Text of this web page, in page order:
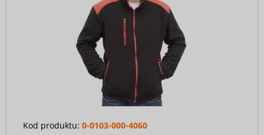
Kod produktu: 0-0103-000-4060